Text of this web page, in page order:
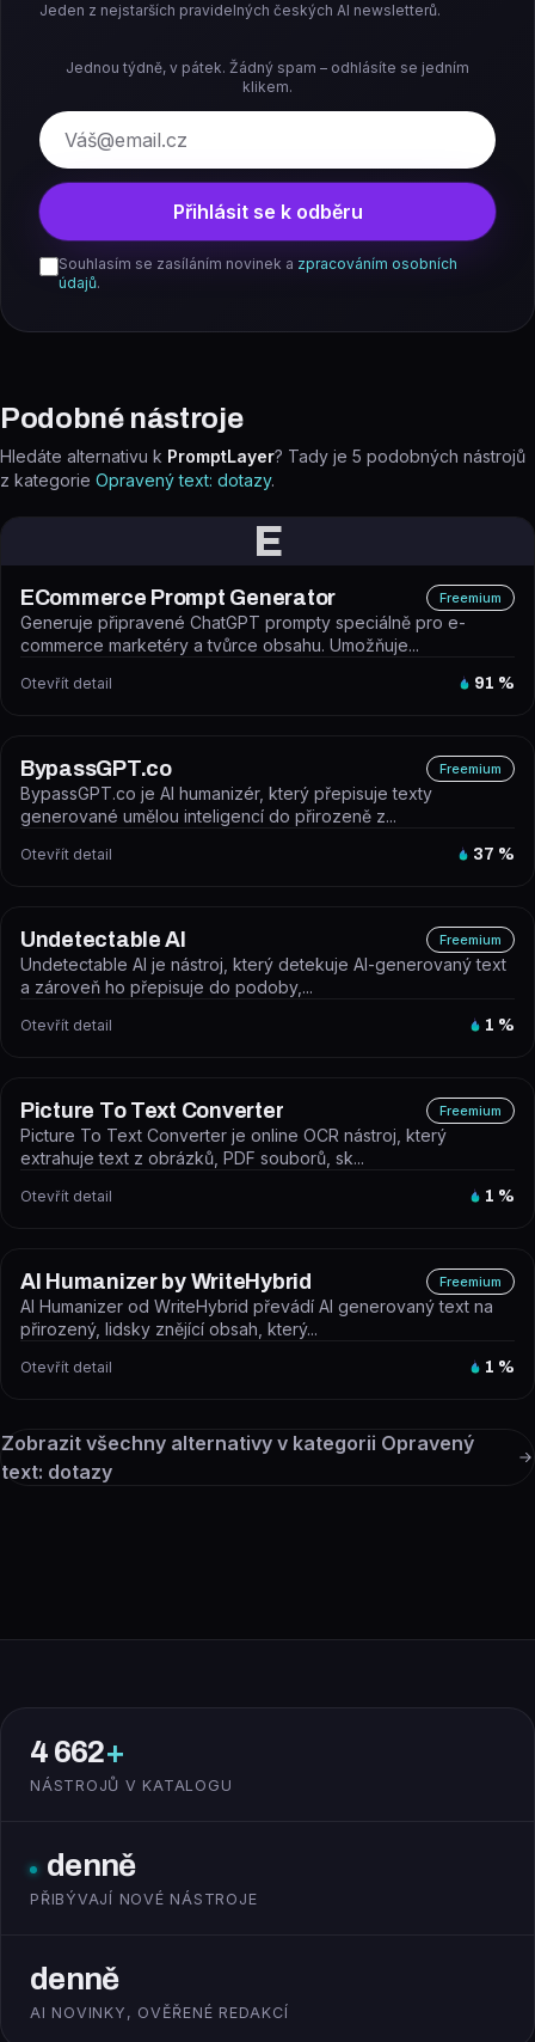
Jeden z nejstarších pravidelných českých AI newsletterů.
Jednou týdně, v pátek. Žádný spam – odhlásíte se jedním
klikem.
E-mail
Přihlásit se k odběru
Souhlasím se zasíláním novinek a zpracováním osobních
údajů.
Podobné nástroje
Hledáte alternativu k PromptLayer? Tady je 5 podobných nástrojů
z kategorie Opravený text: dotazy.
E
ECommerce Prompt Generator Freemium
Generuje připravené ChatGPT prompty speciálně pro e-
commerce marketéry a tvůrce obsahu. Umožňuje...
Otevřít detail 91 %
BypassGPT.co Freemium
BypassGPT.co je AI humanizér, který přepisuje texty
generované umělou inteligencí do přirozeně z...
Otevřít detail 37 %
Undetectable AI Freemium
Undetectable AI je nástroj, který detekuje AI-generovaný text
a zároveň ho přepisuje do podoby,...
Otevřít detail 1 %
Picture To Text Converter Freemium
Picture To Text Converter je online OCR nástroj, který
extrahuje text z obrázků, PDF souborů, sk...
Otevřít detail 1 %
AI Humanizer by WriteHybrid Freemium
AI Humanizer od WriteHybrid převádí AI generovaný text na
přirozený, lidsky znějící obsah, který...
Otevřít detail 1 %
Zobrazit všechny alternativy v kategorii Opravený
text: dotazy
4 662+
NÁSTROJŮ V KATALOGU
denně
PŘIBÝVAJÍ NOVÉ NÁSTROJE
denně
AI NOVINKY, OVĚŘENÉ REDAKCÍ